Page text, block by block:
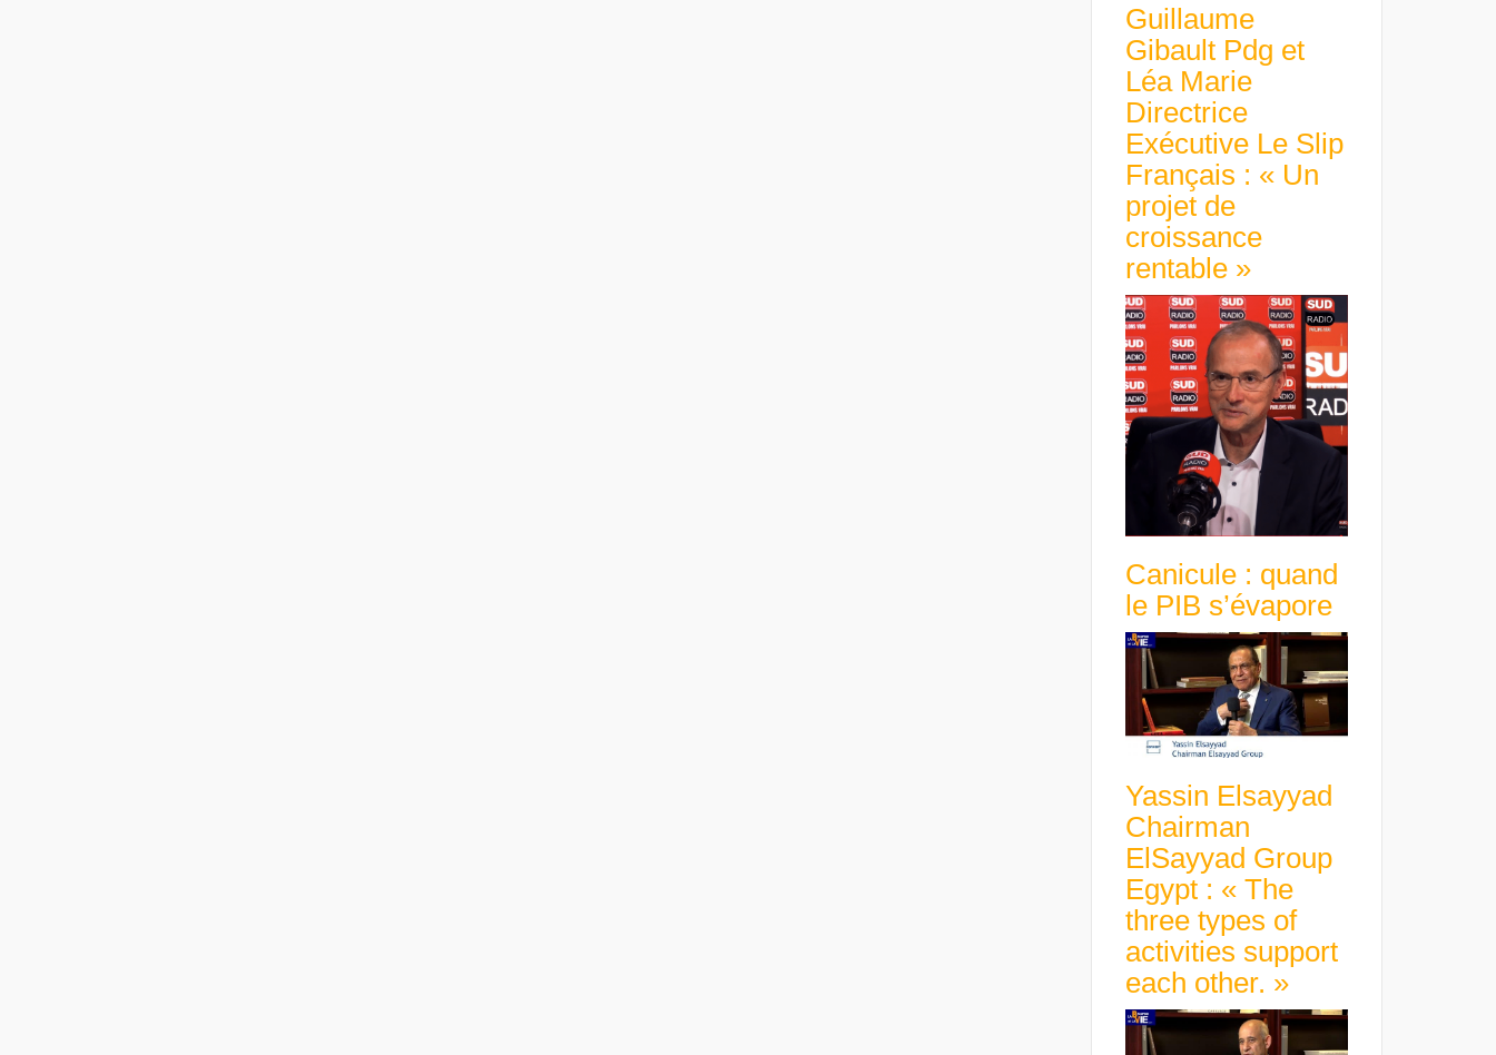
Guillaume
Gibault Pdg et
Léa Marie
Directrice
Exécutive Le Slip
Français : « Un
projet de
croissance
rentable »
Canicule : quand
le PIB s’évapore
Yassin Elsayyad
Chairman
ElSayyad Group
Egypt : « The
three types of
activities support
each other. »